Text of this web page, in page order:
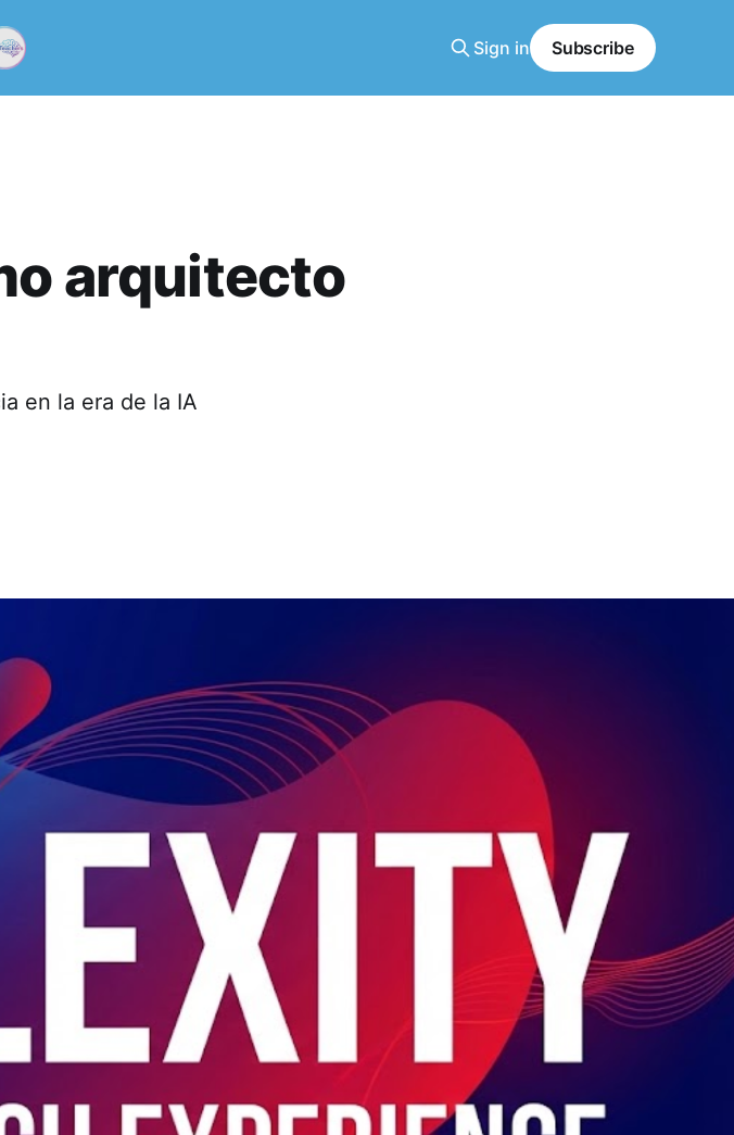
Sign in Subscribe
arquitecto
en la era de la IA